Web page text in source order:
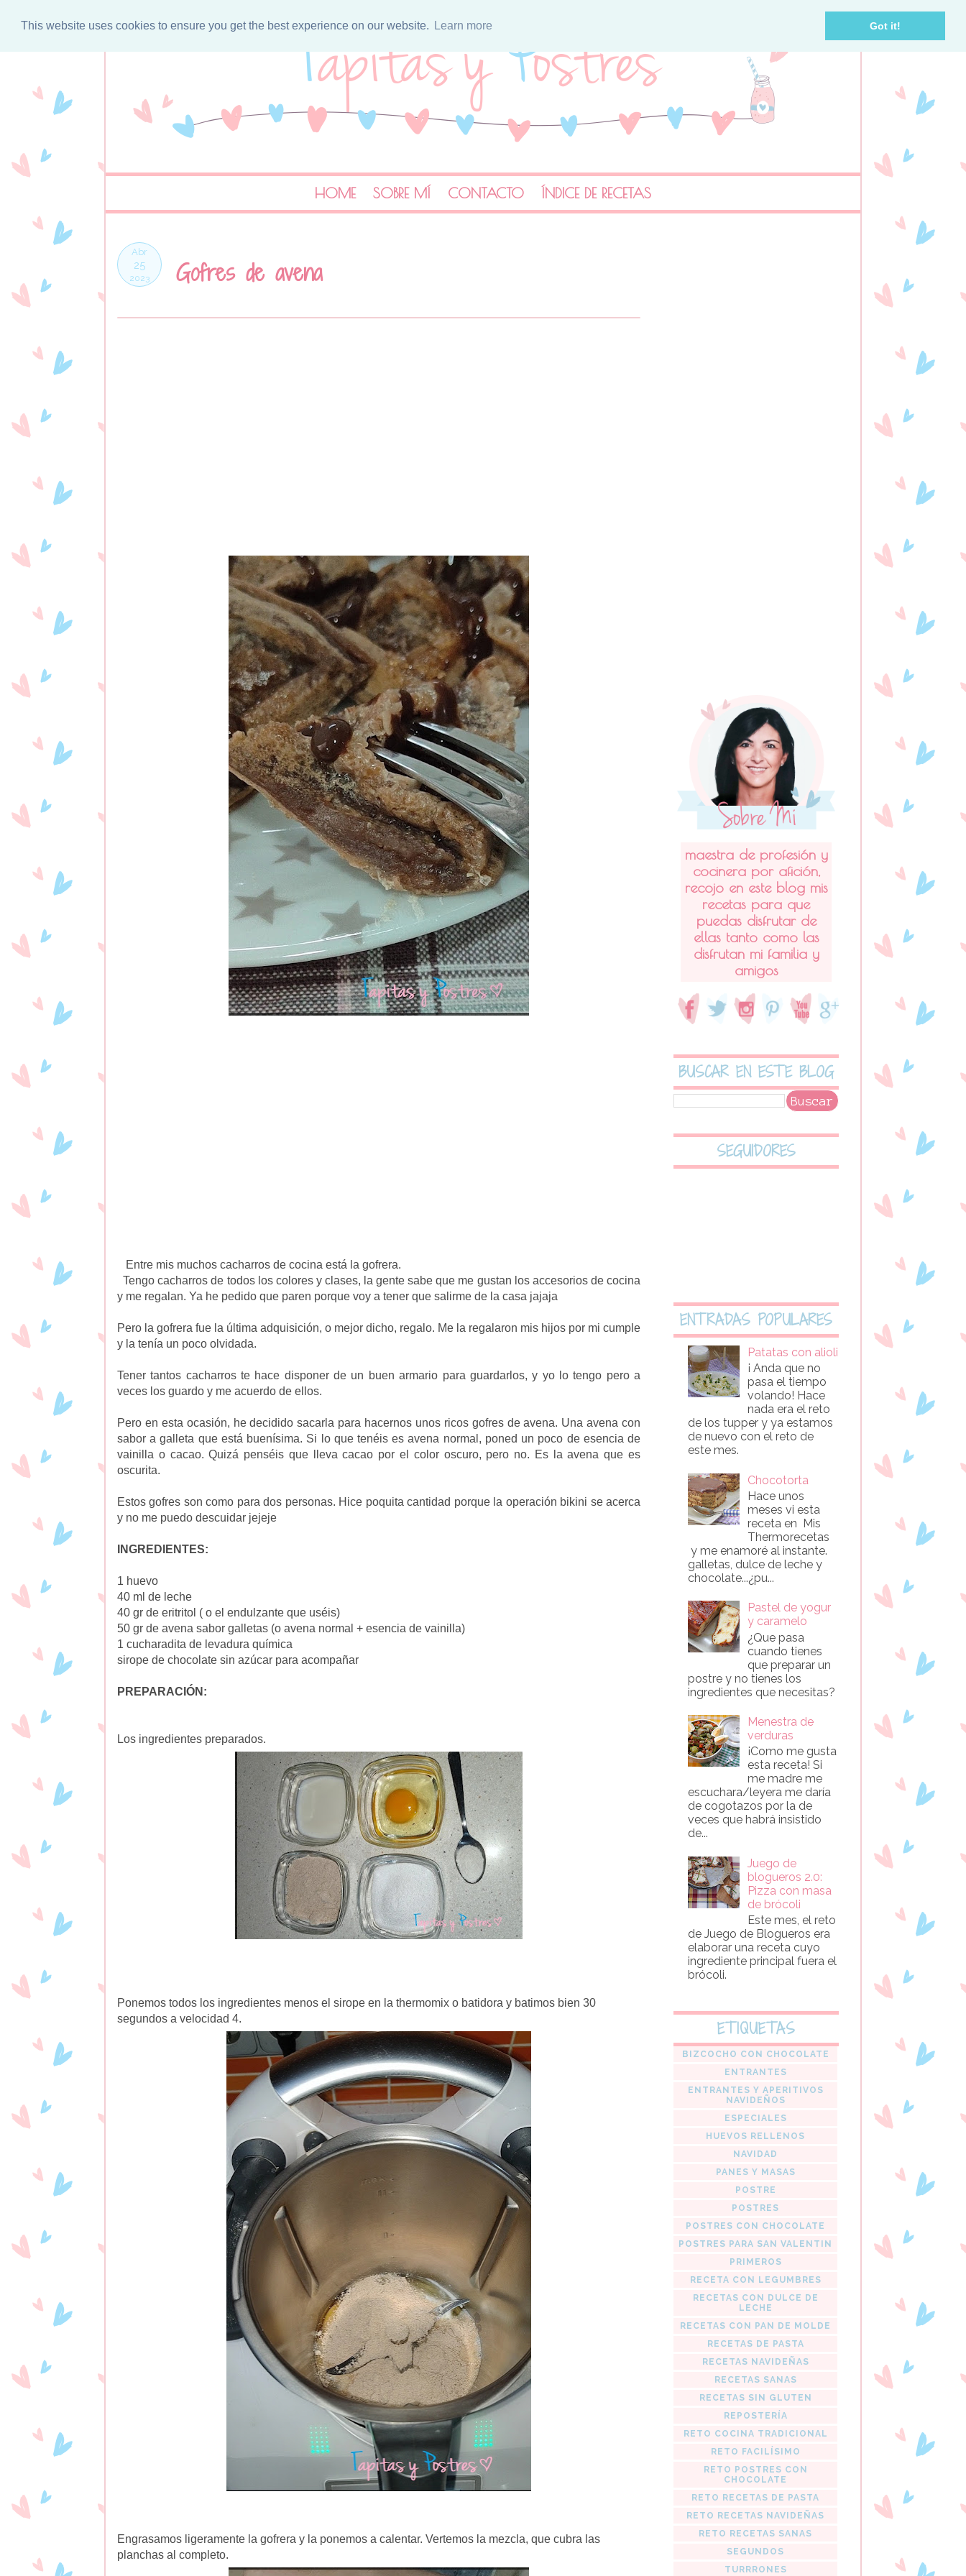
This website uses cookies to ensure you get the best experience on our website. Learn more Got it!
HOME SOBRE MÍ CONTACTO ÍNDICE DE RECETAS
Abr
25
2023 Gofres de avena
Entre mis muchos cacharros de cocina está la gofrera.
Tengo cacharros de todos los colores y clases, la gente sabe que me gustan los accesorios de cocina
y me regalan. Ya he pedido que paren porque voy a tener que salirme de la casa jajaja
Pero la gofrera fue la última adquisición, o mejor dicho, regalo. Me la regalaron mis hijos por mi cumple
y la tenía un poco olvidada.
Tener tantos cacharros te hace disponer de un buen armario para guardarlos, y yo lo tengo pero a
veces los guardo y me acuerdo de ellos.
Pero en esta ocasión, he decidido sacarla para hacernos unos ricos gofres de avena. Una avena con
sabor a galleta que está buenísima. Si lo que tenéis es avena normal, poned un poco de esencia de
vainilla o cacao. Quizá penséis que lleva cacao por el color oscuro, pero no. Es la avena que es
oscurita.
Estos gofres son como para dos personas. Hice poquita cantidad porque la operación bikini se acerca
y no me puedo descuidar jejeje
INGREDIENTES:
1 huevo
40 ml de leche
40 gr de eritritol ( o el endulzante que uséis)
50 gr de avena sabor galletas (o avena normal + esencia de vainilla)
1 cucharadita de levadura química
sirope de chocolate sin azúcar para acompañar
PREPARACIÓN:
Los ingredientes preparados.
Ponemos todos los ingredientes menos el sirope en la thermomix o batidora y batimos bien 30
segundos a velocidad 4.
Engrasamos ligeramente la gofrera y la ponemos a calentar. Vertemos la mezcla, que cubra las
planchas al completo.
maestra de profesión y
cocinera por afición,
recojo en este blog mis
recetas para que
puedas disfrutar de
ellas tanto como las
disfrutan mi familia y
amigos
BUSCAR EN ESTE BLOG
SEGUIDORES
ENTRADAS POPULARES
Patatas con alioli
¡ Anda que no
pasa el tiempo
volando! Hace
nada era el reto
de los tupper y ya estamos
de nuevo con el reto de
este mes.
Chocotorta
Hace unos
meses vi esta
receta en Mis
Thermorecetas
y me enamoré al instante.
galletas, dulce de leche y
chocolate...¿pu...
Pastel de yogur
y caramelo
¿Que pasa
cuando tienes
que preparar un
postre y no tienes los
ingredientes que necesitas?
Menestra de
verduras
¡Como me gusta
esta receta! Si
me madre me
escuchara/leyera me daría
de cogotazos por la de
veces que habrá insistido
de...
Juego de
blogueros 2.0:
Pizza con masa
de brócoli
Este mes, el reto
de Juego de Blogueros era
elaborar una receta cuyo
ingrediente principal fuera el
brócoli.
ETIQUETAS
BIZCOCHO CON CHOCOLATE
ENTRANTES
ENTRANTES Y APERITIVOS
NAVIDEÑOS
ESPECIALES
HUEVOS RELLENOS
NAVIDAD
PANES Y MASAS
POSTRE
POSTRES
POSTRES CON CHOCOLATE
POSTRES PARA SAN VALENTIN
PRIMEROS
RECETA CON LEGUMBRES
RECETAS CON DULCE DE
LECHE
RECETAS CON PAN DE MOLDE
RECETAS DE PASTA
RECETAS NAVIDEÑAS
RECETAS SANAS
RECETAS SIN GLUTEN
REPOSTERÍA
RETO COCINA TRADICIONAL
RETO FACILÍSIMO
RETO POSTRES CON
CHOCOLATE
RETO RECETAS DE PASTA
RETO RECETAS NAVIDEÑAS
RETO RECETAS SANAS
SEGUNDOS
TURRRONES